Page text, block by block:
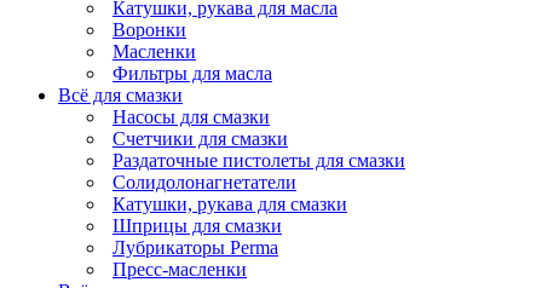
Катушки, рукава для масла
Воронки
Масленки
Фильтры для масла
Всё для смазки
Насосы для смазки
Счетчики для смазки
Раздаточные пистолеты для смазки
Солидолонагнетатели
Катушки, рукава для смазки
Шприцы для смазки
Лубрикаторы Perma
Пресс-масленки